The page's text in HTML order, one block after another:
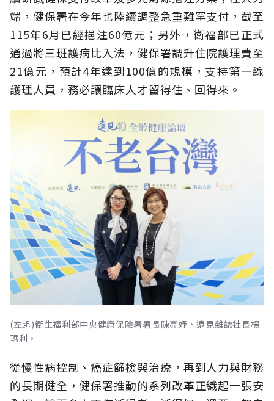
端，健保署在今年也陸續調整急重難罕支付，截至
115年6月已經挹注60億元；另外，衛福部已正式
通過將三班護病比入法，健保署調升住院護理費至
21億元，預計4年達到100億的規模，支持第一線
護理人員，務必讓臨床人才留得住、回得來。
(左起)衛生福利部中央健康保險署署長陳亮妤、遠見雜誌社長楊
瑪利。
從慢性病控制、癌症篩檢與治療，再到人力與財務
的長期健全，健保署推動的系列改革正織起一張安